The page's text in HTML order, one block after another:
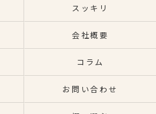
スッキリ
会社概要
コラム
お問い合わせ